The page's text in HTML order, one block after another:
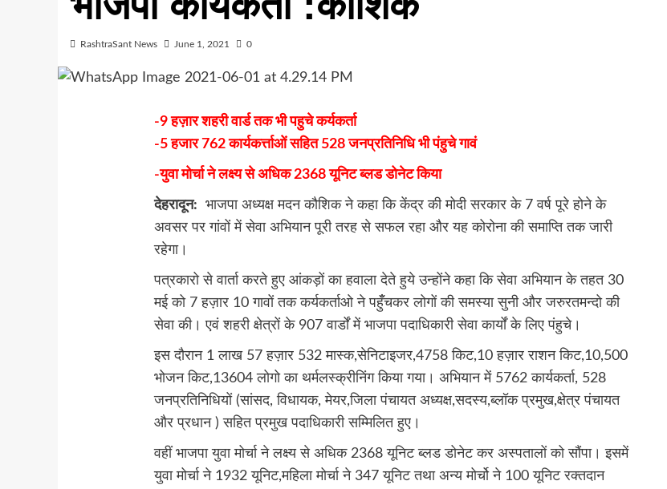
RashtraSant News June 1, 2021 0
-9 हज़ार शहरी वार्ड तक भी पहुचे कर्यकर्ता
-5 हजार 762 कार्यकर्त्ताओं सहित 528 जनप्रतिनिधि भी पंहुचे गावं
-युवा मोर्चा ने लक्ष्य से अधिक 2368 यूनिट ब्लड डोनेट किया
देहरादून: भाजपा अध्यक्ष मदन कौशिक ने कहा कि केंद्र की मोदी सरकार के 7 वर्ष पूरे होने के
अवसर पर गांवों में सेवा अभियान पूरी तरह से सफल रहा और यह कोरोना की समाप्ति तक जारी
रहेगा।
पत्रकारो से वार्ता करते हुए आंकड़ों का हवाला देते हुये उन्होंने कहा कि सेवा अभियान के तहत 30
मई को 7 हज़ार 10 गावों तक कर्यकर्ताओ ने पहुँँचकर लोगों की समस्या सुनी और जरुरतमन्दो की
सेवा की। एवं शहरी क्षेत्रों के 907 वार्डों में भाजपा पदाधिकारी सेवा कार्यों के लिए पंहुचे।
इस दौरान 1 लाख 57 हज़ार 532 मास्क,सेनिटाइजर,4758 किट,10 हज़ार राशन किट,10,500
भोजन किट,13604 लोगो का थर्मलस्क्रीनिंग किया गया। अभियान में 5762 कार्यकर्ता, 528
जनप्रतिनिधियों (सांसद, विधायक, मेयर,जिला पंचायत अध्यक्ष,सदस्य,ब्लॉक प्रमुख,क्षेत्र पंचायत
और प्रधान ) सहित प्रमुख पदाधिकारी सम्मिलित हुए।
वहीं भाजपा युवा मोर्चा ने लक्ष्य से अधिक 2368 यूनिट ब्लड डोनेट कर अस्पतालों को सौंपा। इसमें
युवा मोर्चा ने 1932 यूनिट,महिला मोर्चा ने 347 यूनिट तथा अन्य मोर्चो ने 100 यूनिट रक्तदान